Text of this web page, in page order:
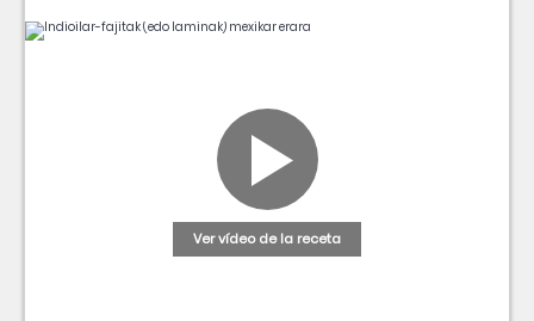
Ver vídeo de la receta